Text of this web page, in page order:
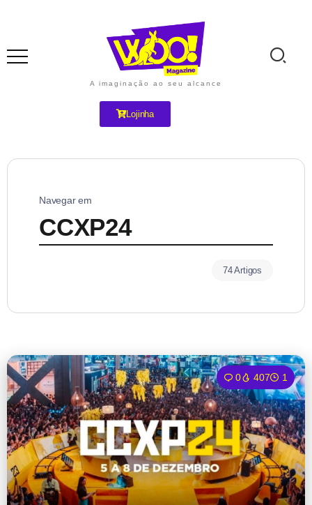
A imaginação ao seu alcance
Lojinha
Navegar em
CCXP24
74 Artigos
0 407 1